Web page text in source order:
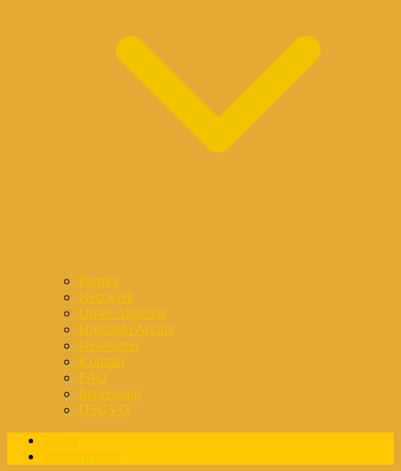
Partner
Netzwerk
Unser Angebot
Highlight Archiv
Newsletter
Kontakt
FAQ
Impressum
DSGVO